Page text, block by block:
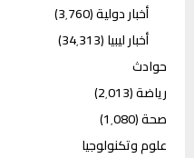
أخبار دولية(3٬760)
أخبار ليبيا(34٬313)
حوادث
رياضة(2٬013)
صحة(1٬080)
علوم وتكنولوجيا